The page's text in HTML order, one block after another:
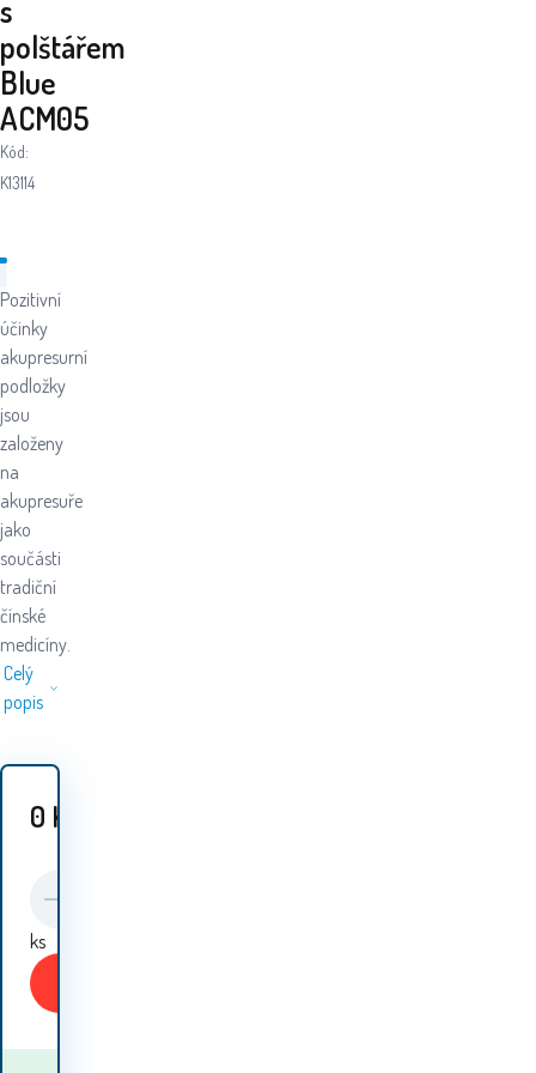
s
polštářem
Blue
ACM05
Kód:
K13114
Pozitivní
účinky
akupresurní
podložky
jsou
založeny
na
akupresuře
jako
součásti
tradiční
čínské
medicíny.
Celý
popis
0 Kč
ks